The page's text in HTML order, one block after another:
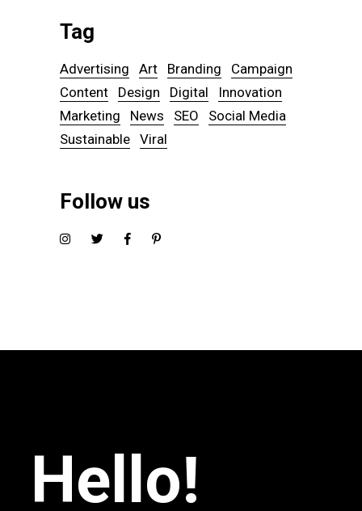
Tag
Advertising Art Branding
Campaign
Content
Design Digital
Innovation
Marketing
News SEO
Social Media
Sustainable Viral
Follow us
Hello!